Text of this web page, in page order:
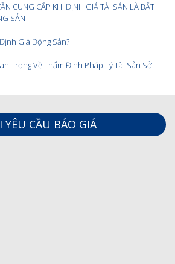
CUNG CẤP KHI ĐỊNH GIÁ TÀI SẢN LÀ BẤT
SẢN
Giá Động Sản?
Trọng Về Thẩm Định Pháp Lý Tài Sản Sở
YÊU CẦU BÁO GIÁ